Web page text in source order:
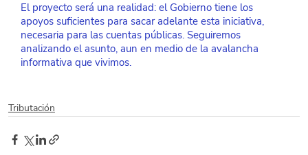
El proyecto será una realidad: el Gobierno tiene los
apoyos suficientes para sacar adelante esta iniciativa,
necesaria para las cuentas públicas. Seguiremos
analizando el asunto, aun en medio de la avalancha
informativa que vivimos.
Tributación